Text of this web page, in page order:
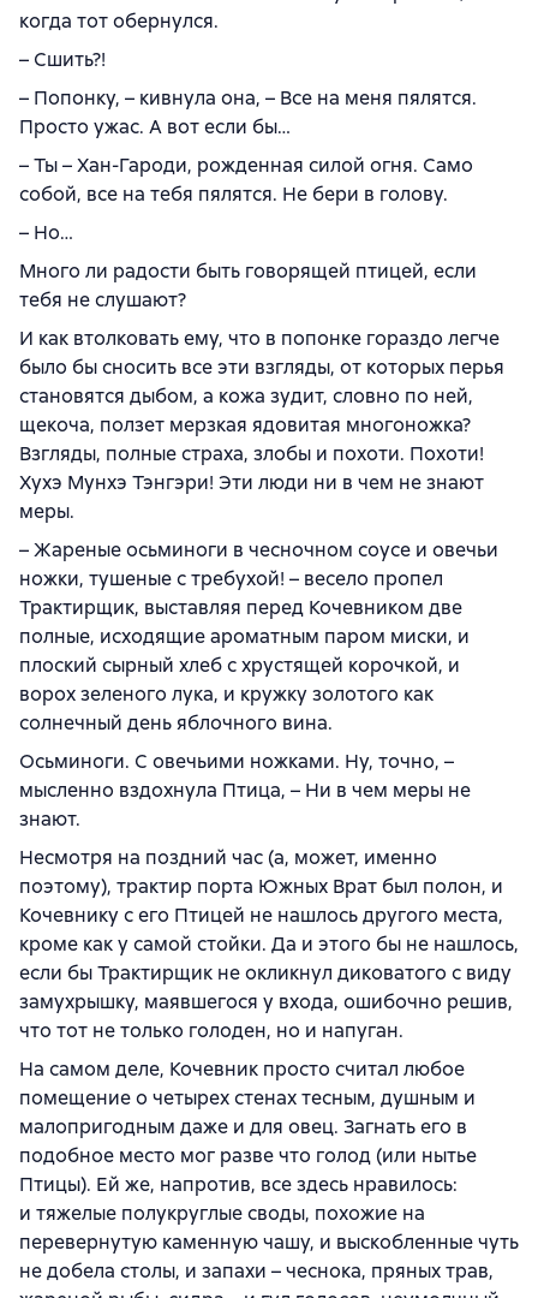
когда тот обернулся.
– Сшить?!
– Попонку, – кивнула она, – Все на меня пялятся.
Просто ужас. А вот если бы…
– Ты – Хан-Гароди, рожденная силой огня. Само
собой, все на тебя пялятся. Не бери в голову.
– Но…
Много ли радости быть говорящей птицей, если
тебя не слушают?
И как втолковать ему, что в попонке гораздо легче
было бы сносить все эти взгляды, от которых перья
становятся дыбом, а кожа зудит, словно по ней,
щекоча, ползет мерзкая ядовитая многоножка?
Взгляды, полные страха, злобы и похоти. Похоти!
Хухэ Мунхэ Тэнгэри! Эти люди ни в чем не знают
меры.
– Жареные осьминоги в чесночном соусе и овечьи
ножки, тушеные с требухой! – весело пропел
Трактирщик, выставляя перед Кочевником две
полные, исходящие ароматным паром миски, и
плоский сырный хлеб с хрустящей корочкой, и
ворох зеленого лука, и кружку золотого как
солнечный день яблочного вина.
Осьминоги. С овечьими ножками. Ну, точно, –
мысленно вздохнула Птица, – Ни в чем меры не
знают.
Несмотря на поздний час (а, может, именно
поэтому), трактир порта Южных Врат был полон, и
Кочевнику с его Птицей не нашлось другого места,
кроме как у самой стойки. Да и этого бы не нашлось,
если бы Трактирщик не окликнул диковатого с виду
замухрышку, маявшегося у входа, ошибочно решив,
что тот не только голоден, но и напуган.
На самом деле, Кочевник просто считал любое
помещение о четырех стенах тесным, душным и
малопригодным даже и для овец. Загнать его в
подобное место мог разве что голод (или нытье
Птицы). Ей же, напротив, все здесь нравилось:
и тяжелые полукруглые своды, похожие на
перевернутую каменную чашу, и выскобленные чуть
не добела столы, и запахи – чеснока, пряных трав,